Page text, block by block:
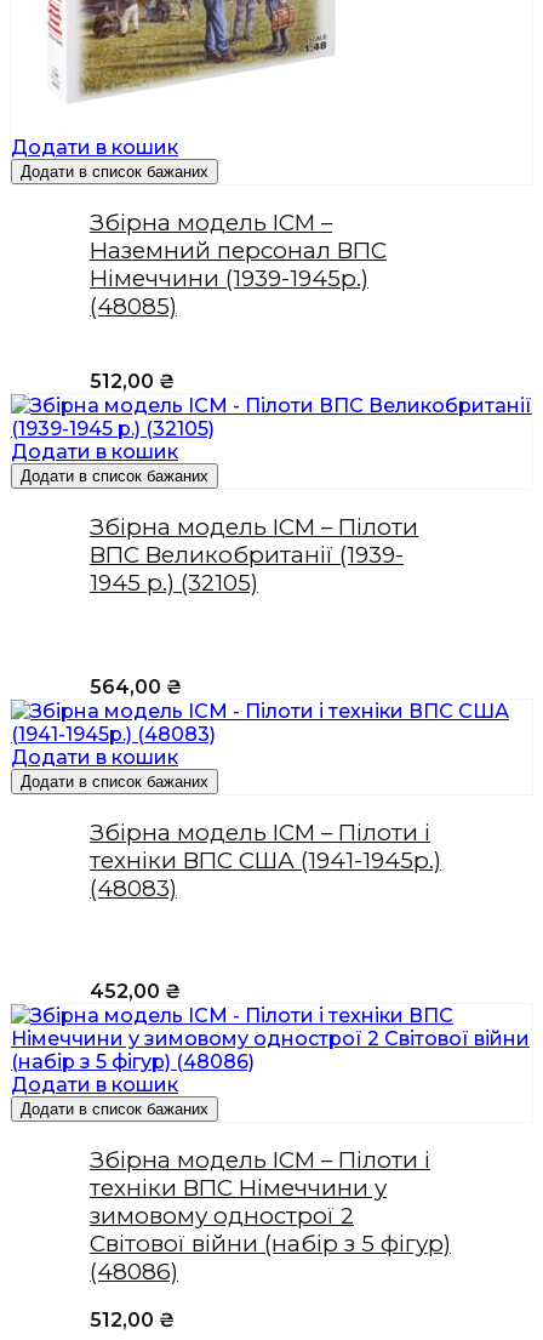
Додати в кошик
Додати в список бажаних
Збірна модель ICM –
Наземний персонал ВПС
Німеччини (1939-1945р.)
(48085)
512,00 ₴
Додати в кошик
Додати в список бажаних
Збірна модель ICM – Пілоти
ВПС Великобританії (1939-
1945 р.) (32105)
564,00 ₴
Додати в кошик
Додати в список бажаних
Збірна модель ICM – Пілоти і
техніки ВПС США (1941-1945р.)
(48083)
452,00 ₴
Додати в кошик
Додати в список бажаних
Збірна модель ICM – Пілоти і
техніки ВПС Німеччини у
зимовому однострої 2
Світової війни (набір з 5 фігур)
(48086)
512,00 ₴